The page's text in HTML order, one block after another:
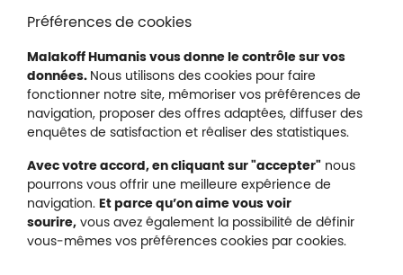
Liens en bas de page
Accessibilité : partiellement conforme
Protection des données
Nous contacter
Plan du site
Gestion des cookies
Malakoff Humanis sur Facebook
Malakoff Humanis sur YouTube
Malakoff Humanis sur X
Malakoff Humanis
Préférences de cookies
Malakoff Humanis vous donne le contrôle sur vos
données. Nous utilisons des cookies pour faire
fonctionner notre site, mémoriser vos préférences de
navigation, proposer des offres adaptées, diffuser des
enquêtes de satisfaction et réaliser des statistiques.
Avec votre accord, en cliquant sur "accepter" nous
pourrons vous offrir une meilleure expérience de
navigation. Et parce qu’on aime vous voir
sourire, vous avez également la possibilité de définir
vous-mêmes vos préférences cookies par cookies.